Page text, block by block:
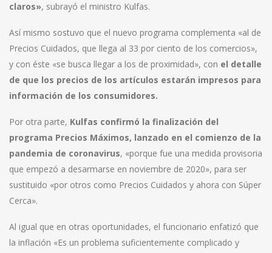
claros», subrayó el ministro Kulfas.
Así mismo sostuvo que el nuevo programa complementa «al de
Precios Cuidados, que llega al 33 por ciento de los comercios»,
y con éste «se busca llegar a los de proximidad», con el detalle
de que los precios de los artículos estarán impresos para
información de los consumidores.
Por otra parte, Kulfas confirmó la finalización del
programa Precios Máximos, lanzado en el comienzo de la
pandemia de coronavirus, «porque fue una medida provisoria
que empezó a desarmarse en noviembre de 2020», para ser
sustituido «por otros como Precios Cuidados y ahora con Súper
Cerca».
Al igual que en otras oportunidades, el funcionario enfatizó que
la inflación «Es un problema suficientemente complicado y